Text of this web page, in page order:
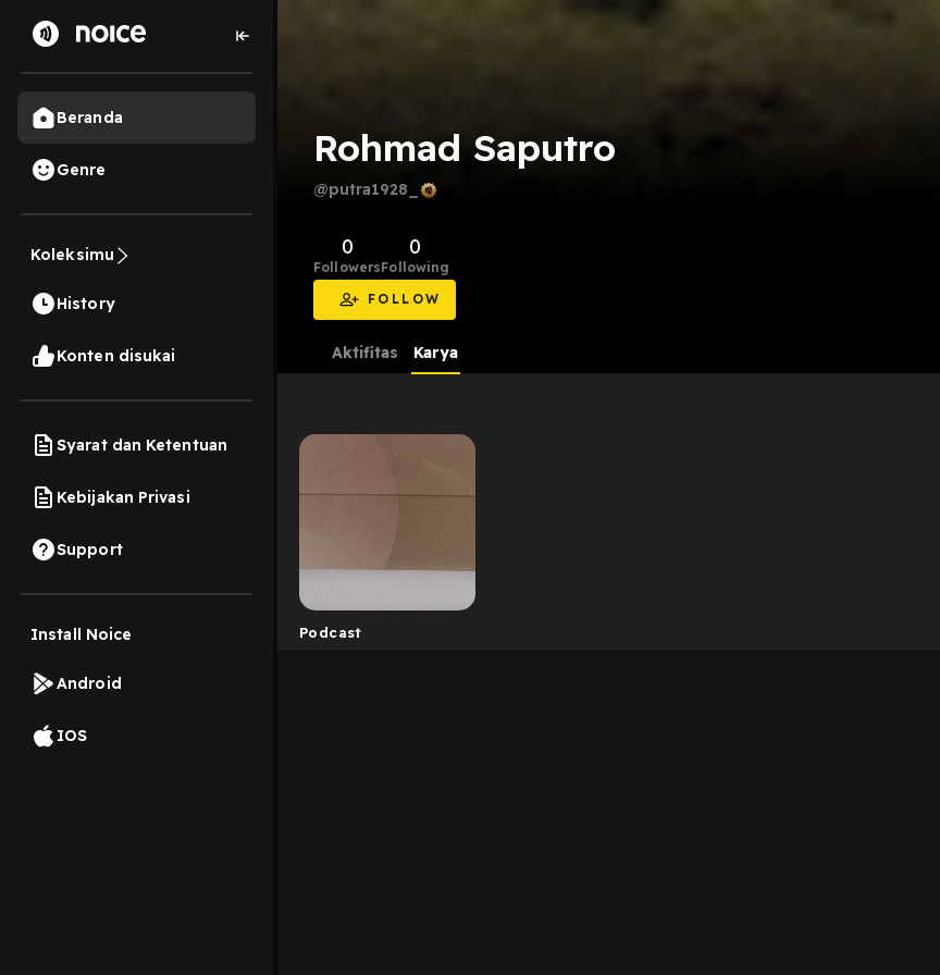
Beranda
Genre
Koleksimu
History
Konten disukai
Syarat dan Ketentuan
Kebijakan Privasi
Support
Install Noice
Android
IOS
Rohmad Saputro
@putra1928_
0
Followers
0
Following
FOLLOW
Aktifitas Karya
Podcast